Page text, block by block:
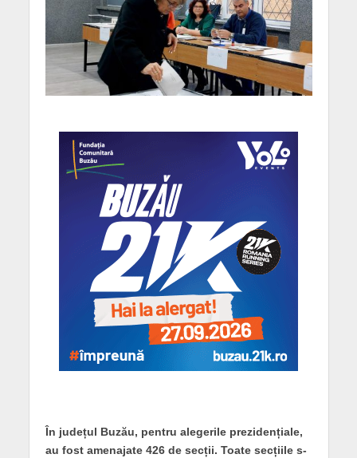
În județul Buzău, pentru alegerile prezidențiale,
au fost amenajate 426 de secții. Toate secțiile s-